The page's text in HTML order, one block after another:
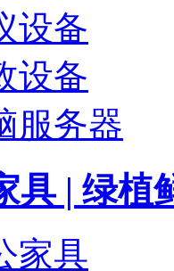
设备
设备
服务器
具 | 绿植
家具